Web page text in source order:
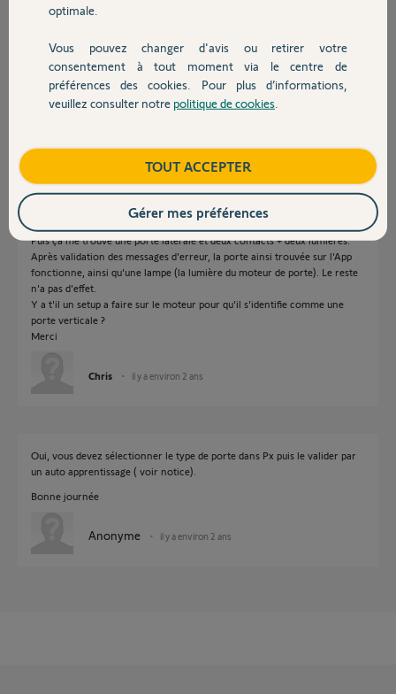
Devis avec un pro
Contact
Réponses
Il faut sélectionner le type de porte.
Bonne soirée
Merci oui je sélectionne bien une porte a ouverture verticale.
Puis ça me trouve une porte latérale et deux contacts + deux lumières.
Après validation des messages d'erreur, la porte ainsi trouvée sur l'App
fonctionne, ainsi qu'une lampe (la lumière du moteur de porte). Le reste
n'a pas d'effet.
Y a t'il un setup a faire sur le moteur pour qu'il s'identifie comme une
porte verticale ?
Merci
Chris il y a environ 2 ans
Oui, vous devez sélectionner le type de porte dans Px puis le valider par
un auto apprentissage ( voir notice).
Bonne journée
Anonyme il y a environ 2 ans
optimale.
Vous pouvez changer d'avis ou retirer votre
consentement à tout moment via le centre de
préférences des cookies. Pour plus d’informations,
veuillez consulter notre politique de cookies
TOUT ACCEPTER
Gérer mes préférences